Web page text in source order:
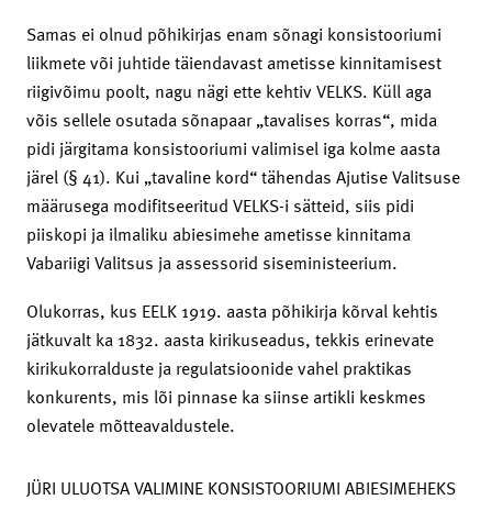
Samas ei olnud põhikirjas enam sõnagi konsistooriumi
liikmete või juhtide täiendavast ametisse kinnitamisest
riigivõimu poolt, nagu nägi ette kehtiv VELKS. Küll aga
võis sellele osutada sõnapaar „tavalises korras“, mida
pidi järgitama konsistooriumi valimisel iga kolme aasta
järel (§ 41). Kui „tavaline kord“ tähendas Ajutise Valitsuse
määrusega modifitseeritud VELKS-i sätteid, siis pidi
piiskopi ja ilmaliku abiesimehe ametisse kinnitama
Vabariigi Valitsus ja assessorid siseministeerium.
Olukorras, kus EELK 1919. aasta põhikirja kõrval kehtis
jätkuvalt ka 1832. aasta kirikuseadus, tekkis erinevate
kirikukorralduste ja regulatsioonide vahel praktikas
konkurents, mis lõi pinnase ka siinse artikli keskmes
olevatele mõtteavaldustele.
JÜRI ULUOTSA VALIMINE KONSISTOORIUMI ABIESIMEHEKS